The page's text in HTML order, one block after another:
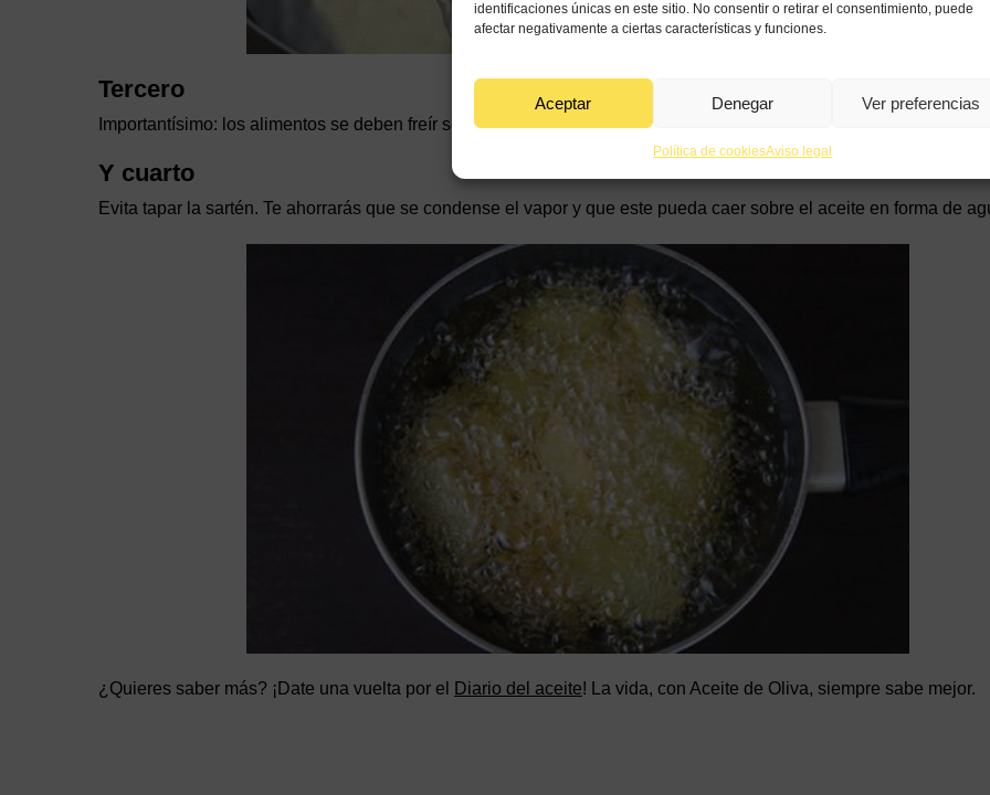
identificaciones únicas en este sitio. No consentir o retirar el consentimiento, puede
afectar negativamente a ciertas características y funciones.
Aceptar Denegar Ver preferencias
Política de cookiesAviso legal
Tercero
Importantísimo: los alimentos se deben freír secos.
Y cuarto
Evita tapar la sartén. Te ahorrarás que se condense el vapor y que este pueda caer sobre el aceite en forma de
¿Quieres saber más? ¡Date una vuelta por el Diario del aceite! La vida, con Aceite de Oliva, siempre sabe mejor.